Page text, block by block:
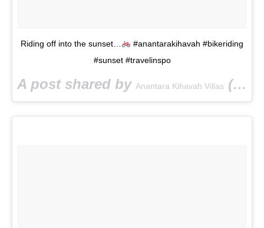
Riding off into the sunset…
#anantarakihavah #bikeriding
#sunset #travelinspo
A post shared by Anantara Kihavah Villas (@anantarakihavah) on